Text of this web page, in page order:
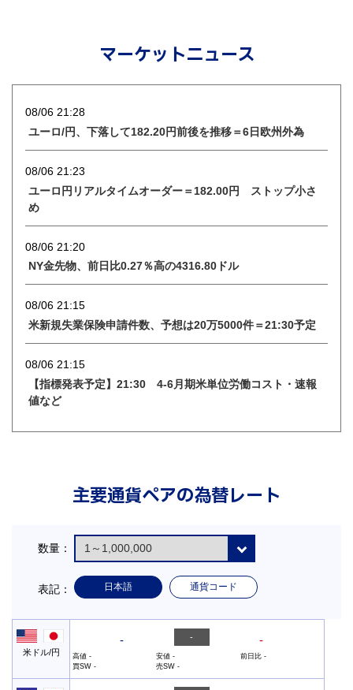
マーケットニュース
08/06 21:28
ユーロ/円、下落して182.20円前後を推移＝6日欧州外為
08/06 21:23
ユーロ円リアルタイムオーダー＝182.00円 ストップ小さ
め
08/06 21:20
NY金先物、前日比0.27％高の4316.80ドル
08/06 21:15
米新規失業保険申請件数、予想は20万5000件＝21:30予定
08/06 21:15
【指標発表予定】21:30 4-6月期米単位労働コスト・速報
値など
主要通貨ペアの為替レート
数量：
表記： 日本語 通貨コード
米ドル/円
- - -
高値- 安値- 前日比 -
買SW- 売SW-